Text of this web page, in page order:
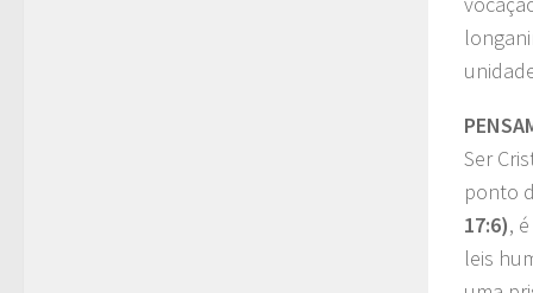
Ser
ponto
17:6),
leis